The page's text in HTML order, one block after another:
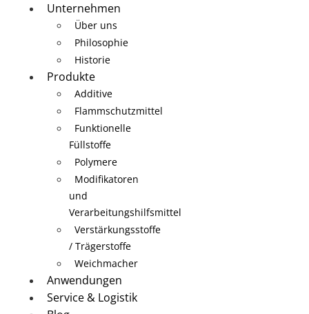
Unternehmen
Über uns
Philosophie
Historie
Produkte
Additive
Flammschutzmittel
Funktionelle
Füllstoffe
Polymere
Modifikatoren
und
Verarbeitungshilfsmittel
Verstärkungsstoffe
/ Trägerstoffe
Weichmacher
Anwendungen
Service & Logistik